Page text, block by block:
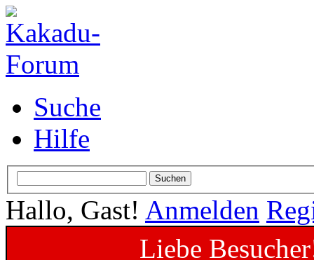
Suche
Hilfe
Hallo, Gast! Anmelden
Liebe